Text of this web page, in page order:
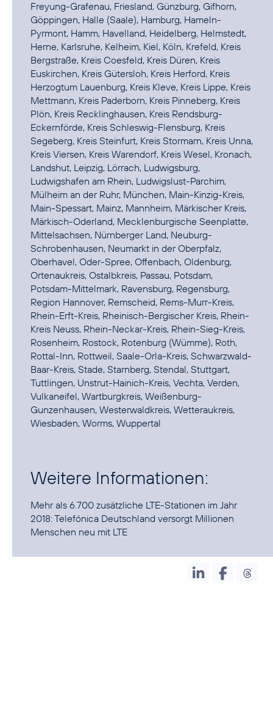
Freyung-Grafenau, Friesland, Günzburg, Gifhorn,
Göppingen, Halle (Saale), Hamburg, Hameln-
Pyrmont, Hamm, Havelland, Heidelberg, Helmstedt,
Herne, Karlsruhe, Kelheim, Kiel, Köln, Krefeld, Kreis
Bergstraße, Kreis Coesfeld, Kreis Düren, Kreis
Euskirchen, Kreis Gütersloh, Kreis Herford, Kreis
Herzogtum Lauenburg, Kreis Kleve, Kreis Lippe, Kreis
Mettmann, Kreis Paderborn, Kreis Pinneberg, Kreis
Plön, Kreis Recklinghausen, Kreis Rendsburg-
Eckernförde, Kreis Schleswig-Flensburg, Kreis
Segeberg, Kreis Steinfurt, Kreis Stormarn, Kreis Unna,
Kreis Viersen, Kreis Warendorf, Kreis Wesel, Kronach,
Landshut, Leipzig, Lörrach, Ludwigsburg,
Ludwigshafen am Rhein, Ludwigslust-Parchim,
Mülheim an der Ruhr, München, Main-Kinzig-Kreis,
Main-Spessart, Mainz, Mannheim, Märkischer Kreis,
Märkisch-Oderland, Mecklenburgische Seenplatte,
Mittelsachsen, Nürnberger Land, Neuburg-
Schrobenhausen, Neumarkt in der Oberpfalz,
Oberhavel, Oder-Spree, Offenbach, Oldenburg,
Ortenaukreis, Ostalbkreis, Passau, Potsdam,
Potsdam-Mittelmark, Ravensburg, Regensburg,
Region Hannover, Remscheid, Rems-Murr-Kreis,
Rhein-Erft-Kreis, Rheinisch-Bergischer Kreis, Rhein-
Kreis Neuss, Rhein-Neckar-Kreis, Rhein-Sieg-Kreis,
Rosenheim, Rostock, Rotenburg (Wümme), Roth,
Rottal-Inn, Rottweil, Saale-Orla-Kreis, Schwarzwald-
Baar-Kreis, Stade, Starnberg, Stendal, Stuttgart,
Tuttlingen, Unstrut-Hainich-Kreis, Vechta, Verden,
Vulkaneifel, Wartburgkreis, Weißenburg-
Gunzenhausen, Westerwaldkreis, Wetteraukreis,
Wiesbaden, Worms, Wuppertal
Weitere Informationen:
Mehr als 6.700 zusätzliche LTE-Stationen im Jahr
2018:Telefónica Deutschland versorgt Millionen
Menschen neu mit LTE